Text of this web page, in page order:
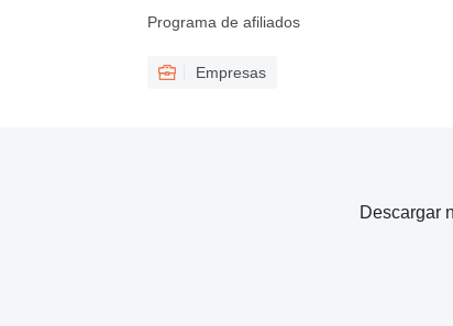
Programa de afiliados
Empresas
Descargar